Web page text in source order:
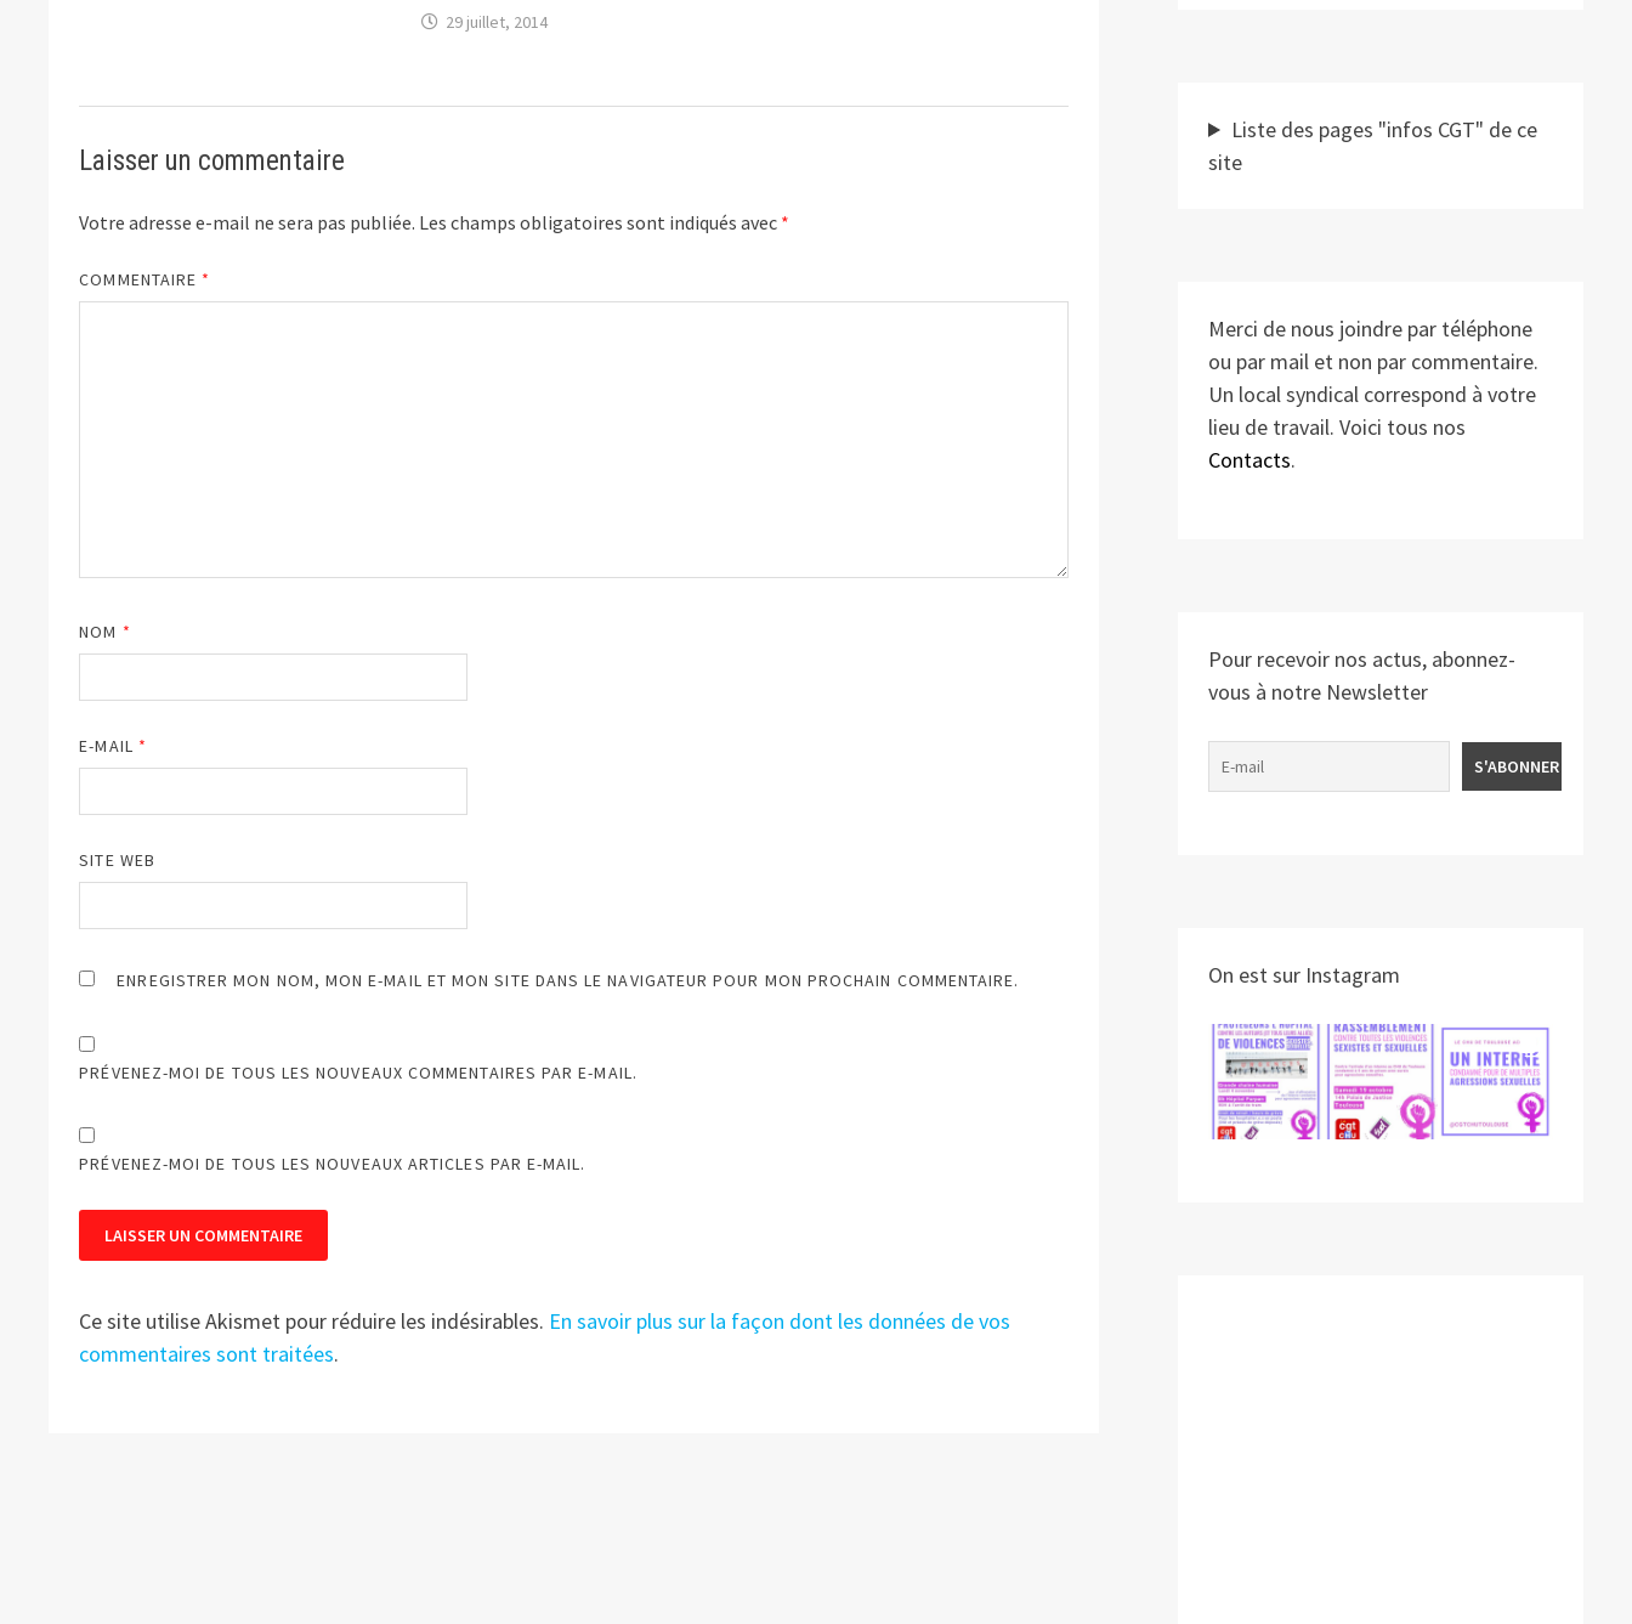
29 juillet, 2014
Laisser un commentaire
Votre adresse e-mail ne sera pas publiée. Les champs obligatoires sont indiqués avec *
COMMENTAIRE *
NOM *
E-MAIL *
SITE WEB
ENREGISTRER MON NOM, MON E-MAIL ET MON SITE DANS LE NAVIGATEUR POUR MON PROCHAIN COMMENTAIRE.
PRÉVENEZ-MOI DE TOUS LES NOUVEAUX COMMENTAIRES PAR E-MAIL.
PRÉVENEZ-MOI DE TOUS LES NOUVEAUX ARTICLES PAR E-MAIL.
Ce site utilise Akismet pour réduire les indésirables. En savoir plus sur la façon dont les données de vos
commentaires sont traitées.
Liste des pages "infos CGT" de ce
site
Merci de nous joindre par téléphone
ou par mail et non par commentaire.
Un local syndical correspond à votre
lieu de travail. Voici tous nos
Contacts.
Pour recevoir nos actus, abonnez-
vous à notre Newsletter
On est sur Instagram